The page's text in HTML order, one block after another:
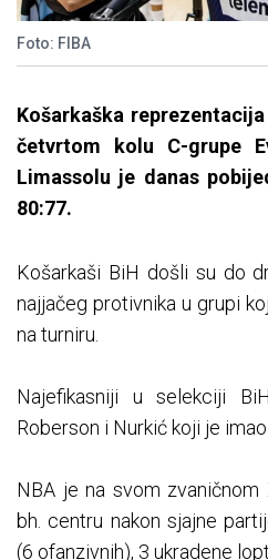
Foto: FIBA
Košarkaška
četvrtom kolu C-grupe
Limassolu je danas
80:77.
Košarkaši BiH došli su do
najjačeg protivnika u grupi
na turniru.
Najefikasniji u selekciji
Roberson i Nurkić koji je
NBA je na svom
bh. centru nakon sjajne
(6 ofanzivnih), 3 ukradene